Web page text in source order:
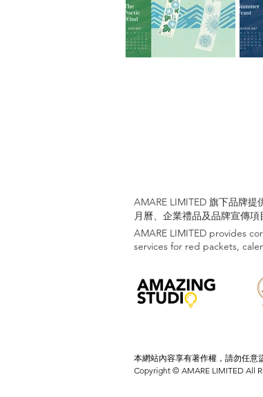
AMARE LIMITED 旗下品牌提
月曆、企業禮品及品牌宣傳項
AMARE LIMITED provides
services for red packets,
本網站內容享有著作權，請勿任意
Copyright © AMARE LIMITED All